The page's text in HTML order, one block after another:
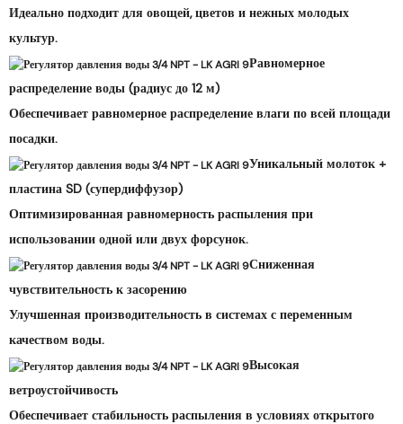
Идеально подходит для овощей, цветов и нежных молодых
культур.
Равномерное
распределение воды (радиус до 12 м)
Обеспечивает равномерное распределение влаги по всей площади
посадки.
Уникальный молоток +
пластина SD (супердиффузор)
Оптимизированная равномерность распыления при
использовании одной или двух форсунок.
Сниженная
чувствительность к засорению
Улучшенная производительность в системах с переменным
качеством воды.
Высокая
ветроустойчивость
Обеспечивает стабильность распыления в условиях открытого